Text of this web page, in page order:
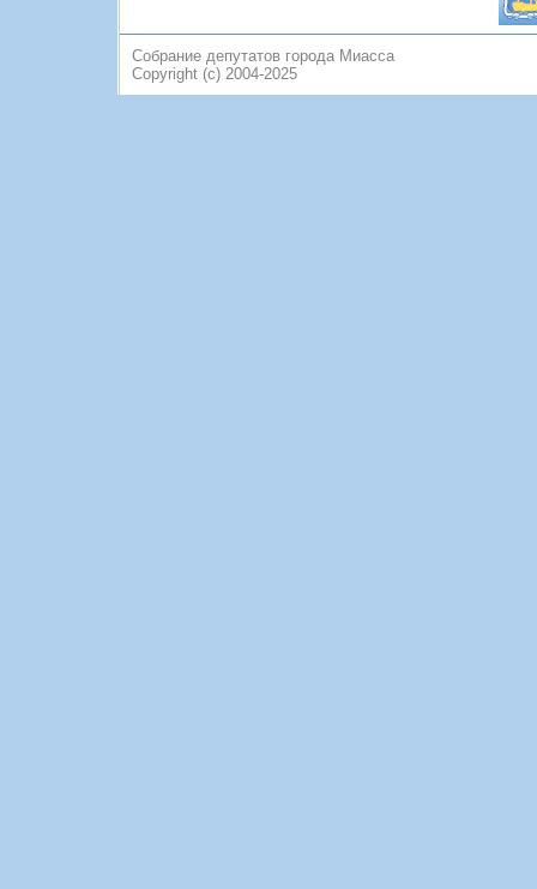
Собрание депутатов города Миасса
Copyright (c) 2004-2025